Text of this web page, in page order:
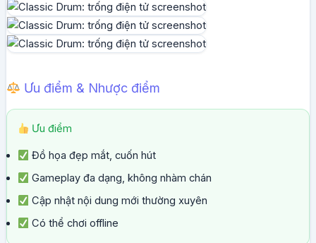
Ưu điểm & Nhược điểm
Ưu điểm
Đồ họa đẹp mắt, cuốn hút
Gameplay đa dạng, không nhàm chán
Cập nhật nội dung mới thường xuyên
Có thể chơi offline